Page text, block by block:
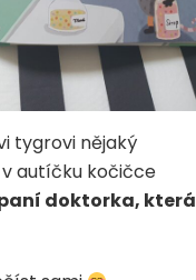
tygrovi nějaký
autíčku kočičce
doktorka, která